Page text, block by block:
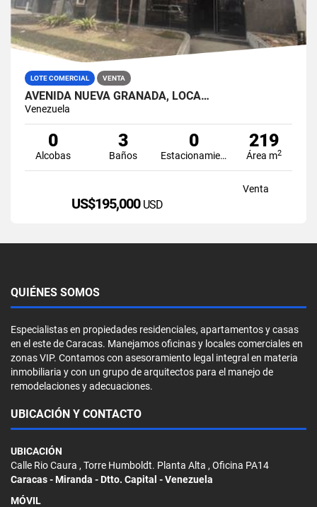
LOTE COMERCIAL VENTA
AVENIDA NUEVA GRANADA, LOCA…
Venezuela
0
Alcobas
3
Baños
0
Estacionamiento
219
Área m2
Venta
US$195,000 USD
QUIÉNES SOMOS
Especialistas en propiedades residenciales, apartamentos y casas
en el este de Caracas. Manejamos oficinas y locales comerciales en
zonas VIP. Contamos con asesoramiento legal integral en materia
inmobiliaria y con un grupo de arquitectos para el manejo de
remodelaciones y adecuaciones.
UBICACIÓN Y CONTACTO
UBICACIÓN
Calle Rio Caura , Torre Humboldt. Planta Alta , Oficina PA14
Caracas - Miranda - Dtto. Capital - Venezuela
MÓVIL